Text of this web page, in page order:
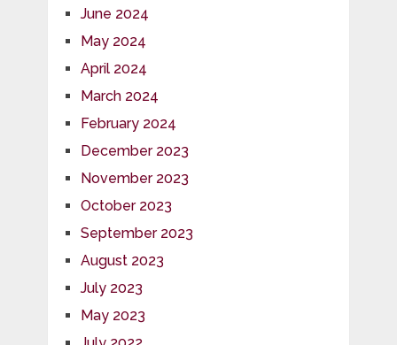
June 2024
May 2024
April 2024
March 2024
February 2024
December 2023
November 2023
October 2023
September 2023
August 2023
July 2023
May 2023